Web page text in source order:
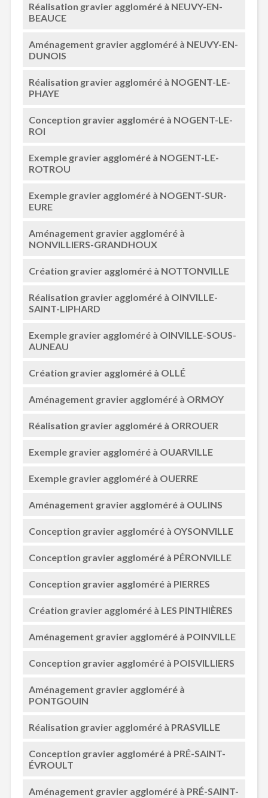
Réalisation gravier aggloméré à NEUVY-EN-
BEAUCE
Aménagement gravier aggloméré à NEUVY-EN-
DUNOIS
Réalisation gravier aggloméré à NOGENT-LE-
PHAYE
Conception gravier aggloméré à NOGENT-LE-
ROI
Exemple gravier aggloméré à NOGENT-LE-
ROTROU
Exemple gravier aggloméré à NOGENT-SUR-
EURE
Aménagement gravier aggloméré à
NONVILLIERS-GRANDHOUX
Création gravier aggloméré à NOTTONVILLE
Réalisation gravier aggloméré à OINVILLE-
SAINT-LIPHARD
Exemple gravier aggloméré à OINVILLE-SOUS-
AUNEAU
Création gravier aggloméré à OLLÉ
Aménagement gravier aggloméré à ORMOY
Réalisation gravier aggloméré à ORROUER
Exemple gravier aggloméré à OUARVILLE
Exemple gravier aggloméré à OUERRE
Aménagement gravier aggloméré à OULINS
Conception gravier aggloméré à OYSONVILLE
Conception gravier aggloméré à PÉRONVILLE
Conception gravier aggloméré à PIERRES
Création gravier aggloméré à LES PINTHIÈRES
Aménagement gravier aggloméré à POINVILLE
Conception gravier aggloméré à POISVILLIERS
Aménagement gravier aggloméré à
PONTGOUIN
Réalisation gravier aggloméré à PRASVILLE
Conception gravier aggloméré à PRÉ-SAINT-
ÉVROULT
Aménagement gravier aggloméré à PRÉ-SAINT-